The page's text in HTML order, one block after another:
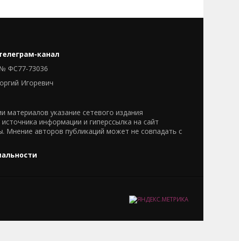
канал
ФС77-73036
Игоревич
материалов указание сетевого издания
информации и гиперссылка на сайт
Мнение авторов публикаций может не совпадать с